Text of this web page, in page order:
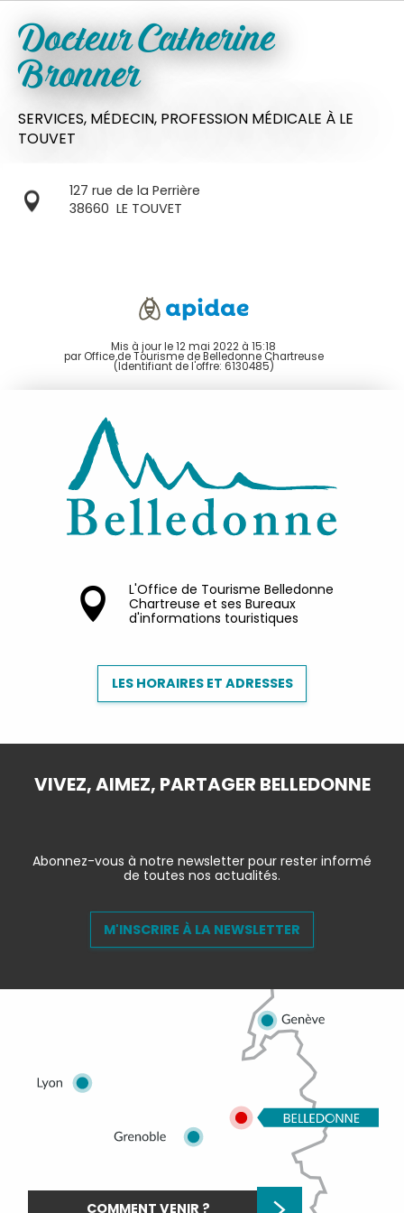
Docteur Catherine
Bronner
SERVICES, MÉDECIN, PROFESSION MÉDICALE À LE
TOUVET
127 rue de la Perrière
38660 LE TOUVET
Mis à jour le 12 mai 2022 à 15:18
par Office de Tourisme de Belledonne Chartreuse
(Identifiant de l'offre: 6130485)
L'Office de Tourisme Belledonne
Chartreuse et ses Bureaux
d'informations touristiques
LES HORAIRES ET ADRESSES
VIVEZ, AIMEZ, PARTAGER BELLEDONNE
Abonnez-vous à notre newsletter pour rester informé
de toutes nos actualités.
M'INSCRIRE À LA NEWSLETTER
COMMENT VENIR ?